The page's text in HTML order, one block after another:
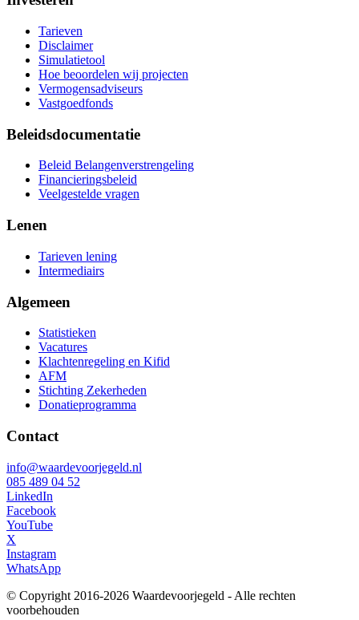
Tarieven
Disclaimer
Simulatietool
Hoe beoordelen wij projecten
Vermogensadviseurs
Vastgoedfonds
Beleidsdocumentatie
Beleid Belangenverstrengeling
Financieringsbeleid
Veelgestelde vragen
Lenen
Tarieven lening
Intermediairs
Algemeen
Statistieken
Vacatures
Klachtenregeling en Kifid
AFM
Stichting Zekerheden
Donatieprogramma
Contact
info@waardevoorjegeld.nl
085 489 04 52
LinkedIn
Facebook
YouTube
X
Instagram
WhatsApp
© Copyright 2016-2026 Waardevoorjegeld - Alle rechten
voorbehouden